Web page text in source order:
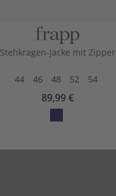
Stehkragen-Jacke mit Zipper
44 46 48 52 54
89,99 €